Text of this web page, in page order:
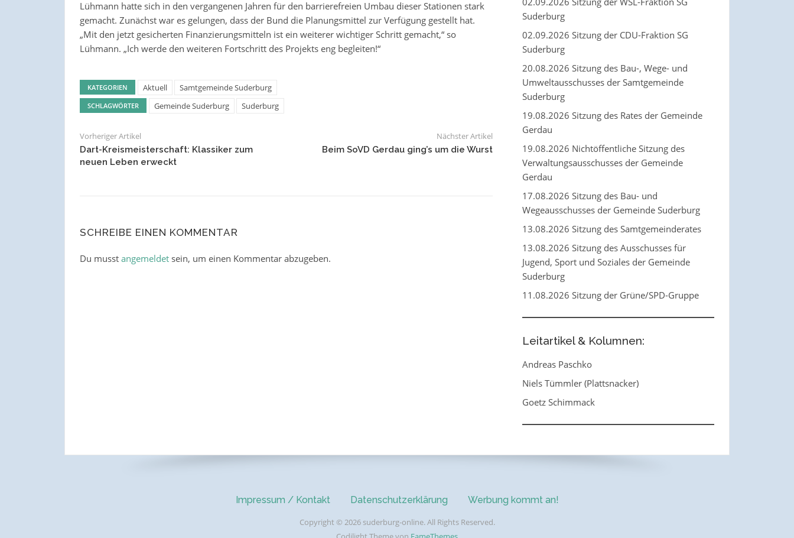
Lühmann hatte sich in den vergangenen Jahren für den barrierefreien Umbau dieser Stationen stark
gemacht. Zunächst war es gelungen, dass der Bund die Planungsmittel zur Verfügung gestellt hat.
„Mit den jetzt gesicherten Finanzierungsmitteln ist ein weiterer wichtiger Schritt gemacht,“ so
Lühmann. „Ich werde den weiteren Fortschritt des Projekts eng begleiten!“
KATEGORIEN Aktuell Samtgemeinde Suderburg
SCHLAGWÖRTER Gemeinde Suderburg Suderburg
Vorheriger Artikel
Dart-Kreismeisterschaft: Klassiker zum
neuen Leben erweckt
Nächster Artikel
Beim SoVD Gerdau ging’s um die Wurst
SCHREIBE EINEN KOMMENTAR
Du musst angemeldetsein, um einen Kommentar abzugeben.
Suderburg
02.09.2026 Sitzung der CDU-Fraktion SG
Suderburg
20.08.2026 Sitzung des Bau-, Wege- und
Umweltausschusses der Samtgemeinde
Suderburg
19.08.2026 Sitzung des Rates der Gemeinde
Gerdau
19.08.2026 Nichtöffentliche Sitzung des
Verwaltungsausschusses der Gemeinde
Gerdau
17.08.2026 Sitzung des Bau- und
Wegeausschusses der Gemeinde Suderburg
13.08.2026 Sitzung des Samtgemeinderates
13.08.2026 Sitzung des Ausschusses für
Jugend, Sport und Soziales der Gemeinde
Suderburg
11.08.2026 Sitzung der Grüne/SPD-Gruppe
Leitartikel & Kolumnen:
Andreas Paschko
Niels Tümmler (Plattsnacker)
Goetz Schimmack
Impressum / Kontakt Datenschutzerklärung Werbung kommt an!
Copyright © 2026 suderburg-online. All Rights Reserved.